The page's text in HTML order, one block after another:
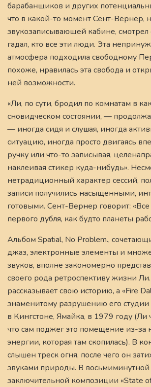
барабанщиков и других
что в какой-то момент Сент-Вернер,
звукозаписывающей кабине, смотрел
гадал, кто все эти люди. Эта
атмосфера подходила свободному
похоже, нравилась эта свобода и
ней возможности.
«Ли, по сути, бродил по комнатам в
сновидческом состоянии, —
— иногда сидя и слушая, иногда
ситуацию, иногда просто двигаясь
ручку или что-то записывая,
наклеивая стикер куда-нибудь».
нетрадиционный характер сессий,
записи получились насыщенными,
готовыми. Сент-Вернер говорит:
первого дубля, как будто планеты
Альбом Spatial, No Problem.,
джаз, электронные элементы и
звуков, вполне закономерно
своего рода ретроспективу жизни
рассказывает свою историю, а «Fire
знаменитому разрушению его студии
в Кингстоне, Ямайка, в 1979 году (Ли
что сам поджег это помещение из-за
энергии, которая там скопилась). В
слышен треск огня, после чего он
звуками природы. В восьмиминутной
заключительной композиции «State